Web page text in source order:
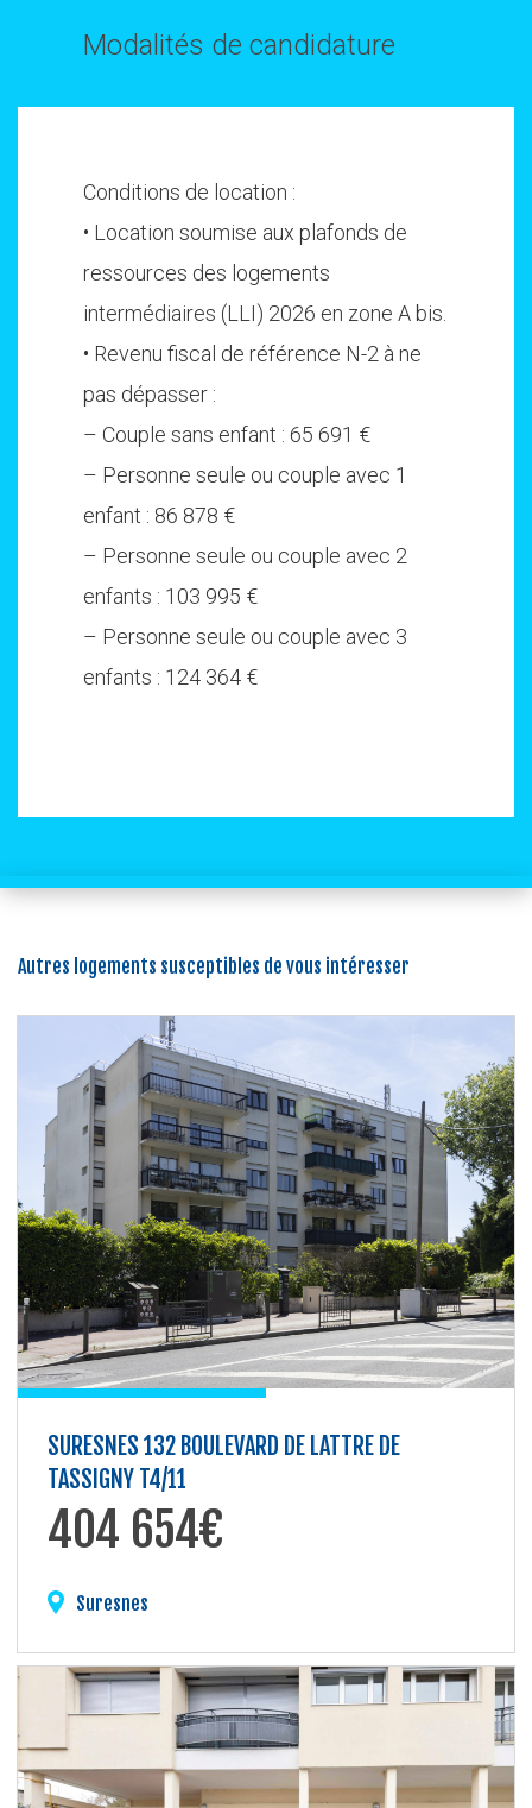
Modalités de candidature
Conditions de location :
• Location soumise aux plafonds de
ressources des logements
intermédiaires (LLI) 2026 en zone A bis.
• Revenu fiscal de référence N-2 à ne
pas dépasser :
– Couple sans enfant : 65 691 €
– Personne seule ou couple avec 1
enfant : 86 878 €
– Personne seule ou couple avec 2
enfants : 103 995 €
– Personne seule ou couple avec 3
enfants : 124 364 €
Autres logements susceptibles de vous intéresser
SURESNES 132 BOULEVARD DE LATTRE DE
TASSIGNY T4/11
404 654€
Suresnes